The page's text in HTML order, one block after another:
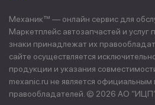
Механик™ — онлайн сервис для
Маркетплейс автозапчастей и услуг
знаки принадлежат их
сайте осуществляется
продукции и указания
mexanic.ru не является
правообладателей. © 2026 АО “ИЦП